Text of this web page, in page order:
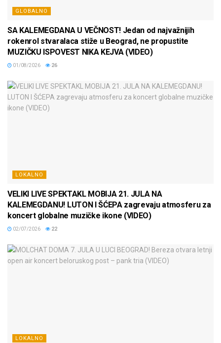
GLOBALNO
SA KALEMEGDANA U VEČNOST! Jedan od najvažnijih
rokenrol stvaralaca stiže u Beograd, ne propustite
MUZIČKU ISPOVEST NIKA KEJVA (VIDEO)
01/08/2026 26
LOKALNO
VELIKI LIVE SPEKTAKL MOBIJA 21. JULA NA
KALEMEGDANU! LUTON I ŠĆEPA zagrevaju atmosferu za
koncert globalne muzičke ikone (VIDEO)
02/07/2026 22
LOKALNO